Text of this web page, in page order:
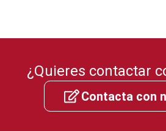
¿Quieres contactar
Contacta con